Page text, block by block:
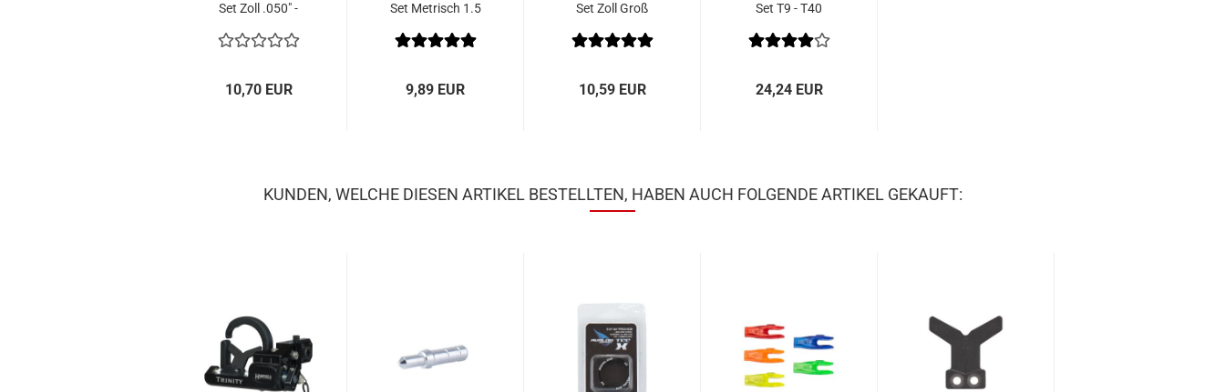
Set Zoll .050" -
10,70 EUR
Set Metrisch 1.5
9,89 EUR
Set Zoll Groß
10,59 EUR
Set T9 - T40
24,24 EUR
KUNDEN, WELCHE DIESEN ARTIKEL BESTELLTEN, HABEN AUCH FOLGENDE ARTIKEL GEKAUFT: